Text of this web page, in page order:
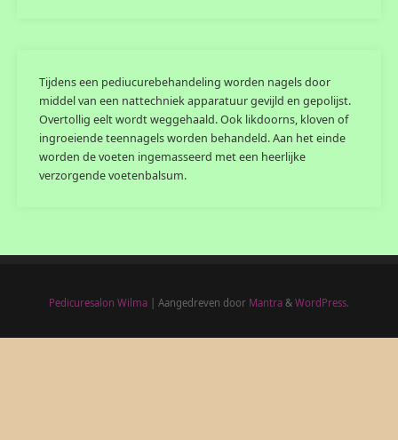
Tijdens een pediucurebehandeling worden nagels door
middel van een nattechniek apparatuur gevijld en gepolijst.
Overtollig eelt wordt weggehaald. Ook likdoorns, kloven of
ingroeiende teennagels worden behandeld. Aan het einde
worden de voeten ingemasseerd met een heerlijke
verzorgende voetenbalsum.
Pedicuresalon Wilma | Aangedreven door Mantra & WordPress.